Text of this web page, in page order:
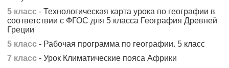
5 класс - Технологическая карта урока по географии в
соответствии с ФГОС для 5 класса География Древней
Греции
5 класс - Рабочая программа по географии. 5 класс
7 класс - Урок Климатические пояса Африки